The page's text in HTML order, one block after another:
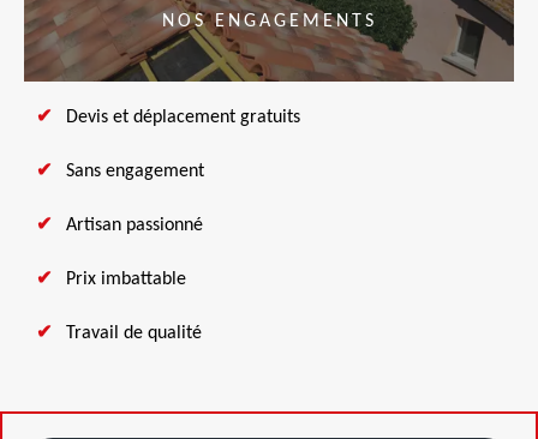
NOS ENGAGEMENTS
Devis et déplacement gratuits
Sans engagement
Artisan passionné
Prix imbattable
Travail de qualité